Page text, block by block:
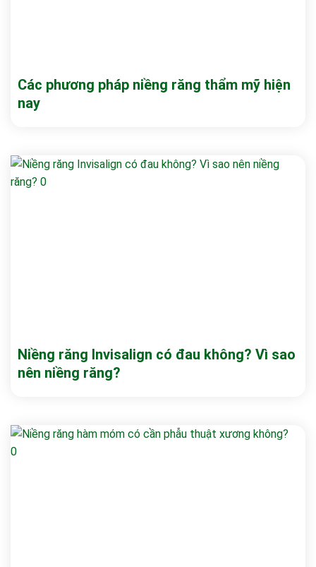
Các phương pháp niềng răng thẩm mỹ hiện
nay
Niềng răng Invisalign có đau không? Vì sao
nên niềng răng?